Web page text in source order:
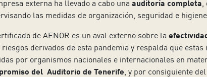
externa ha llevado a cabo una auditoría completa
las medidas de organización, seguridad e
de AENOR es un aval externo sobre la
riesgos derivados de esta pandemia y respalda que
por organismos nacionales e internacionales en
del Auditorio de Tenerife , y por consiguiente